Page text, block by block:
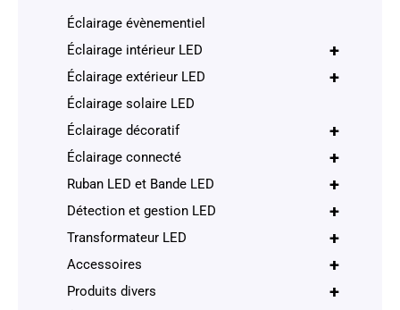
Éclairage évènementiel
+
Éclairage intérieur LED
+
Éclairage extérieur LED
Éclairage solaire LED
+
Éclairage décoratif
+
Éclairage connecté
+
Ruban LED et Bande LED
+
Détection et gestion LED
+
Transformateur LED
+
Accessoires
+
Produits divers